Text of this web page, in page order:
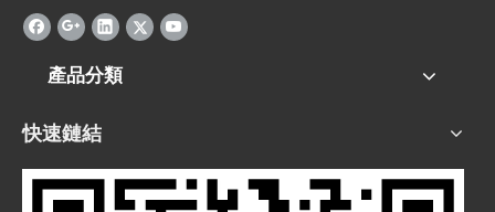
產品分類
快速鏈結